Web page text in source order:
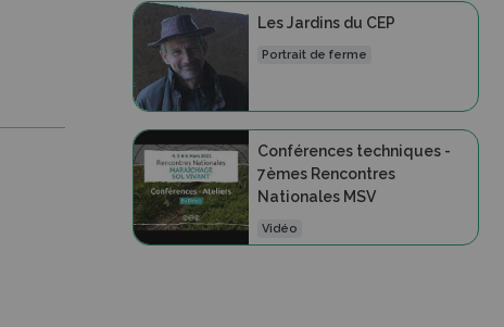
Les Jardins du CEP
Portrait de ferme
Conférences techniques -
7èmes Rencontres
Nationales MSV
Vidéo